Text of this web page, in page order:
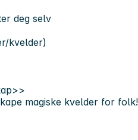
deg selv
kvelder)
magiske kvelder for folk!